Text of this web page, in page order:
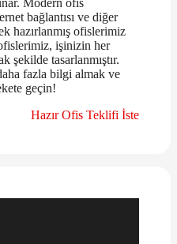
Modern ofis
bağlantısı ve diğer
hazırlanmış ofislerimiz
işinizin her
şekilde tasarlanmıştır.
fazla bilgi almak ve
geçin!
Hazır Ofis Teklifi İste